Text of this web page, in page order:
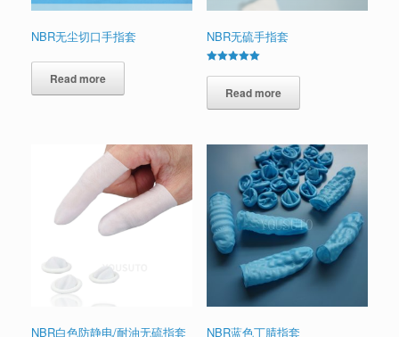
NBR无尘切口手指套
Read more
NBR无硫手指套
5.00
out of 5Read more
NBR白色防静电/耐油无硫指套
NBR蓝色丁腈指套